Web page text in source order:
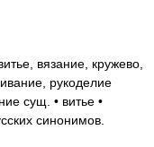
вязание, кружево,
рукоделие
сущ. • витье •
синонимов.